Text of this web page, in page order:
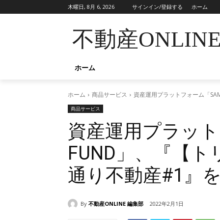
木曜日, 8月 6, 2026 サインイン/登録する ホーム
不動産
ホーム
ホーム 商品サービス 資産運用プラットフォーム「
商品サービス
資産運用プラッ
FUND」、『【
通り不動産#1』
By 不動産ONLINE 編集部 2022年2月1日